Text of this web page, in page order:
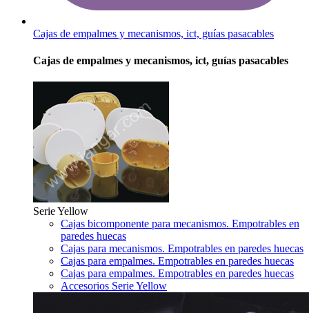
Cajas de empalmes y mecanismos, ict, guías pasacables
Cajas de empalmes y mecanismos, ict, guías pasacables
Serie Yellow
Cajas bicomponente para mecanismos. Empotrables en
paredes huecas
Cajas para mecanismos. Empotrables en paredes huecas
Cajas para empalmes. Empotrables en paredes huecas
Cajas para empalmes. Empotrables en paredes huecas
Accesorios Serie Yellow